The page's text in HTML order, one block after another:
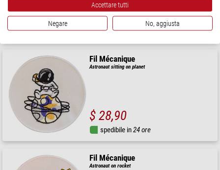
$ 28,90
spedibile in24 ore
Fil Mécanique
Astronaut sitting on planet
$ 28,90
spedibile in24 ore
Fil Mécanique
Astronaut on rocket
Accettare tutti
Negare No, aggiusta